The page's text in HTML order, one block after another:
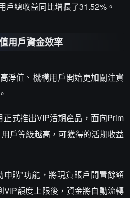
戶總收益同比增長了31.52%。
用戶資金效率
淨值、機構用戶開始更加關注資
式推出VIP活期產品，面向Prim
戶等級越高，可獲得的活期收益
申購"功能，將現貨賬戶閒置餘額
額度上限後，資金將自動流轉